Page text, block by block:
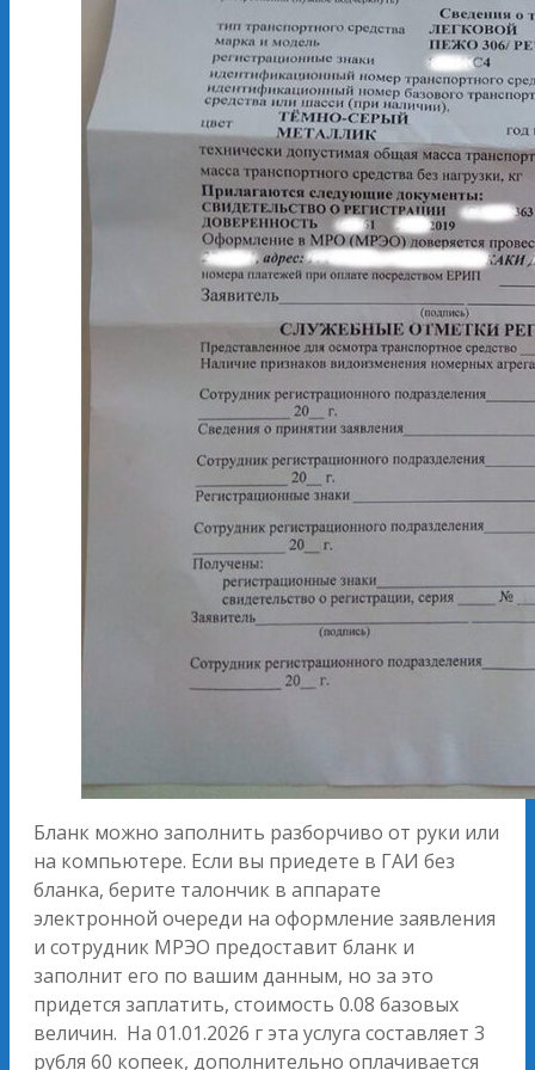
Бланк можно заполнить разборчиво от руки или
на компьютере. Если вы приедете в ГАИ без
бланка, берите талончик в аппарате
электронной очереди на оформление заявления
и сотрудник МРЭО предоставит бланк и
заполнит его по вашим данным, но за это
придется заплатить, стоимость 0.08 базовых
величин. На 01.01.2026 г эта услуга составляет 3
рубля 60 копеек, дополнительно оплачивается